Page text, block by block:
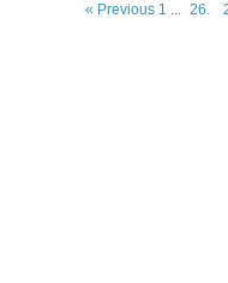
« Previous 1 ... 26.